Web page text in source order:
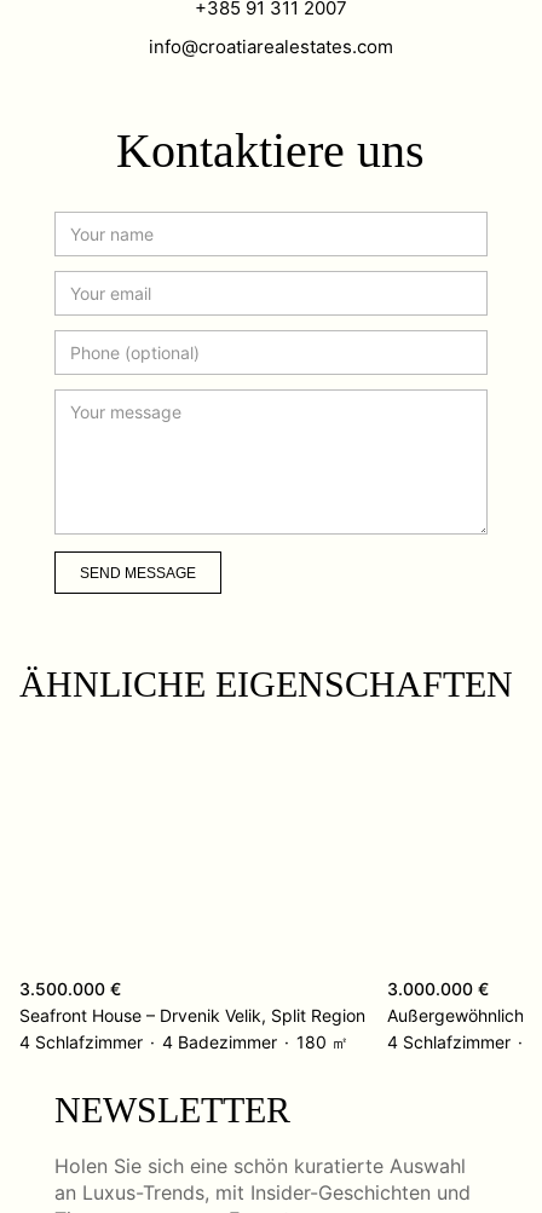
+385 91 311 2007
info@croatiarealestates.com
Kontaktiere uns
SEND MESSAGE
ÄHNLICHE EIGENSCHAFTEN
3.500.000 €
Seafront House – Drvenik Velik, Split Region
4 Schlafzimmer
4 Badezimmer 180 ㎡
3.000.000 €
4 Schlafzimmer
NEWSLETTER
Holen Sie sich eine schön kuratierte Auswahl
an Luxus-Trends, mit Insider-Geschichten und